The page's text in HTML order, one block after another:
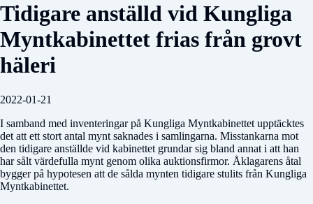
Tidigare anställd vid Kungliga
Myntkabinettet frias från grovt
häleri
2022-01-21
I samband med inventeringar på Kungliga Myntkabinettet upptäcktes
det att ett stort antal mynt saknades i samlingarna. Misstankarna mot
den tidigare anställde vid kabinettet grundar sig bland annat i att han
har sålt värdefulla mynt genom olika auktionsfirmor. Åklagarens åtal
bygger på hypotesen att de sålda mynten tidigare stulits från Kungliga
Myntkabinettet.